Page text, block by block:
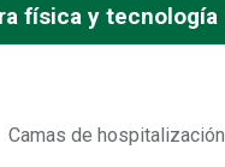
física y tecnología
Camas de hospitalización.